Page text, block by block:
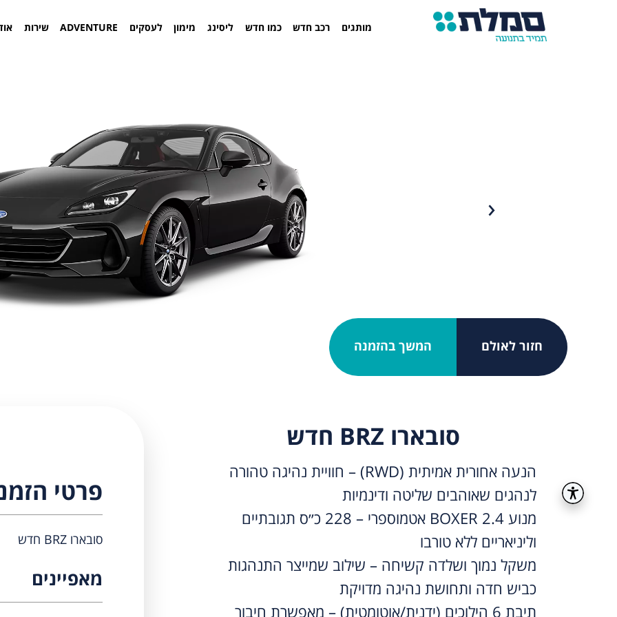
מותגים רכב חדש כמו חדש ליסינג מימון לעסקים ADVENTURE שירות
חזור לאולם המשך בהזמנה
סובארו BRZ חדש
הנעה אחורית אמיתית (RWD) – חוויית נהיגה טהורה
לנהגים שאוהבים שליטה ודינמיות
מנוע BOXER 2.4 אטמוספרי – 228 כ״ס תגובתיים
וליניאריים ללא טורבו
משקל נמוך ושלדה קשיחה – שילוב שמייצר התנהגות
כביש חדה ותחושת נהיגה מדויקת
תיבת 6 הילוכים (ידנית/אוטומטית) – מאפשרת חיבור
פרטי
סובארו BRZ חדש
מאפיינים